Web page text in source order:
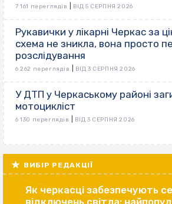
7 161 переглядів ВІД 5 СЕРПНЯ 2026
Рукавички у лікарні Черкас за
схема не зникла, вона просто
розслідування
6 262 переглядів ВІД 3 СЕРПНЯ 2026
У ДТП у Черкаському районі
мотоцикліст
6 130 переглядів ВІД 3 СЕРПНЯ 2026
ВИБІР РЕДАКЦІЇ
Як черкасці забезпечують